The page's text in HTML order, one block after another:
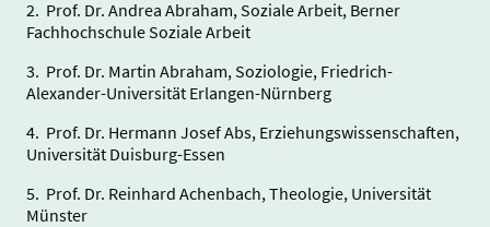
2. Prof. Dr. Andrea Abraham, Soziale Arbeit, Berner
Fachhochschule Soziale Arbeit
3. Prof. Dr. Martin Abraham, Soziologie, Friedrich-
Alexander-Universität Erlangen-Nürnberg
4. Prof. Dr. Hermann Josef Abs, Erziehungswissenschaften,
Universität Duisburg-Essen
5. Prof. Dr. Reinhard Achenbach, Theologie, Universität
Münster